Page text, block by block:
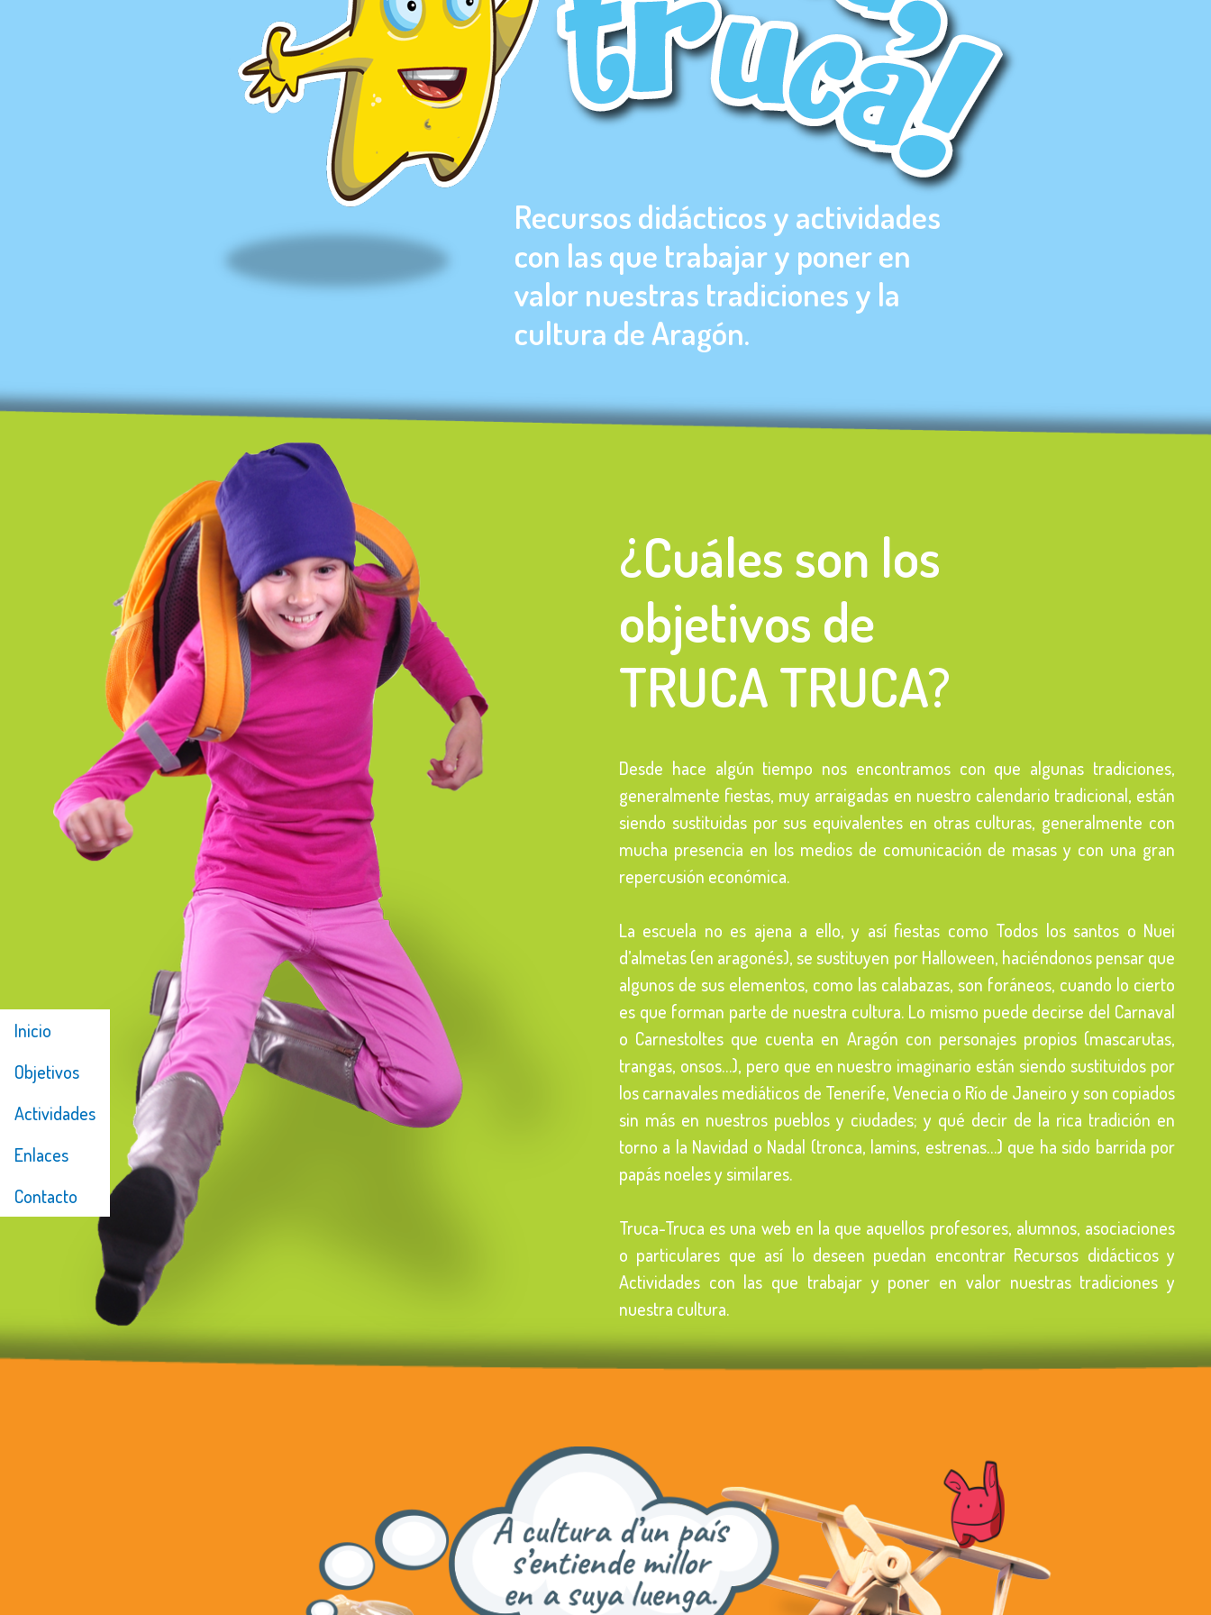
Inicio
Objetivos
Actividades
Enlaces
Contacto
Recursos didácticos y actividades
con las que trabajar y poner en
valor nuestras tradiciones y la
cultura de Aragón.
¿Cuáles son los
objetivos de
TRUCA TRUCA?
Desde hace algún tiempo nos encontramos con que algunas tradiciones,
generalmente fiestas, muy arraigadas en nuestro calendario tradicional, están
siendo sustituidas por sus equivalentes en otras culturas, generalmente con
mucha presencia en los medios de comunicación de masas y con una gran
repercusión económica.
La escuela no es ajena a ello, y así fiestas como Todos los santos o Nuei
d’almetas (en aragonés), se sustituyen por Halloween, haciéndonos pensar que
algunos de sus elementos, como las calabazas, son foráneos, cuando lo cierto
es que forman parte de nuestra cultura. Lo mismo puede decirse del Carnaval
o Carnestoltes que cuenta en Aragón con personajes propios (mascarutas,
trangas, onsos…), pero que en nuestro imaginario están siendo sustituidos por
los carnavales mediáticos de Tenerife, Venecia o Río de Janeiro y son copiados
sin más en nuestros pueblos y ciudades; y qué decir de la rica tradición en
torno a la Navidad o Nadal (tronca, lamins, estrenas…) que ha sido barrida por
papás noeles y similares.
Truca-Truca es una web en la que aquellos profesores, alumnos, asociaciones
o particulares que así lo deseen puedan encontrar Recursos didácticos y
Actividades con las que trabajar y poner en valor nuestras tradiciones y
nuestra cultura.